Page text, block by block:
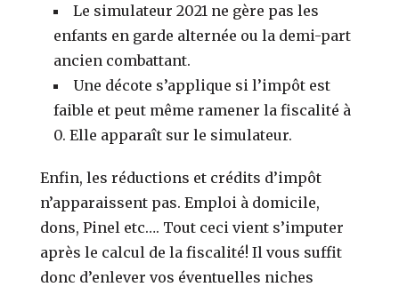
Le simulateur 2021 ne gère pas les
enfants en garde alternée ou la demi-part
ancien combattant.
Une décote s’applique si l’impôt est
faible et peut même ramener la fiscalité à
0. Elle apparaît sur le simulateur.
Enfin, les réductions et crédits d’impôt
n’apparaissent pas. Emploi à domicile,
dons, Pinel etc…. Tout ceci vient s’imputer
après le calcul de la fiscalité! Il vous suffit
donc d’enlever vos éventuelles niches